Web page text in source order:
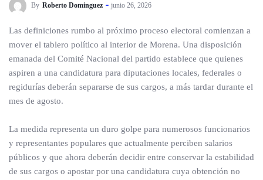
By Roberto Dominguez junio 26, 2026
Las definiciones rumbo al próximo proceso electoral comienzan a
mover el tablero político al interior de Morena. Una disposición
emanada del Comité Nacional del partido establece que quienes
aspiren a una candidatura para diputaciones locales, federales o
regidurías deberán separarse de sus cargos, a más tardar durante el
mes de agosto.
La medida representa un duro golpe para numerosos funcionarios
y representantes populares que actualmente perciben salarios
públicos y que ahora deberán decidir entre conservar la estabilidad
de sus cargos o apostar por una candidatura cuya obtención no